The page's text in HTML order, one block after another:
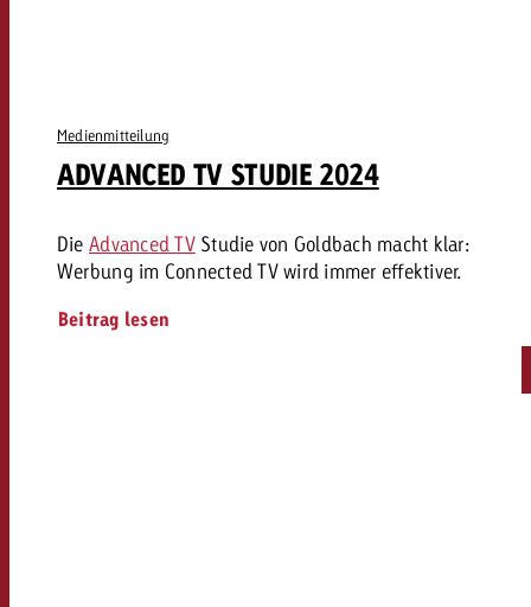
Medienmitteilung
ADVANCED TV STUDIE 2024
DieAdvanced TVStudie von Goldbach macht klar:
Werbung im Connected TV wird immer effektiver.
Beitrag lesen